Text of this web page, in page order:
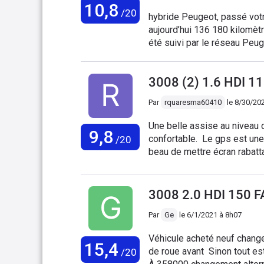
10,8 /20
hybride Peugeot, passé
aujourd’hui 136 180
été suivi par le réseau
Peugeot). J’ai donc
diagnostic effectué sur
l'incident évoqué est
cause de sa qualité de
composants s'altèrent
malgré notre volonté de
à votre demande. Ceci
neuve ou d'occasion
Bref aucun geste de
valeur de 40 000 euros
(première mondiale
9,8 /20
3008 (2) 1.6 HDI
Par rquaresma60410 le 8/30/
Une belle assise au niveau
confortable. Le gps est
beau de mettre écran
des défauts. -Frein a
joint Villebrequin -Les
15,4 /20
3008 2.0 HDI 150
Par Ge le 6/1/2021 à 8h07
Véhicule acheté neuf changement courroie distribution à 245000 km et les roulements
de roue avant Sinon tout